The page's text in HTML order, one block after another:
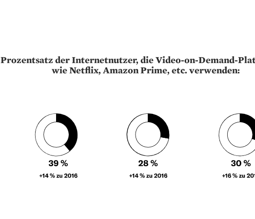
Prozentsatz der Internetnutzer, die Video-on-Demand-
wie Netflix, Amazon Prime, etc. verwenden: